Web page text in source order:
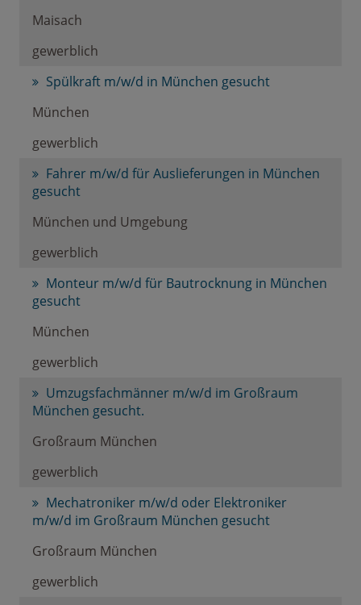
Maisach
gewerblich
Spülkraft m/w/d in München gesucht
München
gewerblich
Fahrer m/w/d für Auslieferungen in München
gesucht
München und Umgebung
gewerblich
Monteur m/w/d für Bautrocknung in München
gesucht
München
gewerblich
Umzugsfachmänner m/w/d im Großraum
München gesucht.
Großraum München
gewerblich
Mechatroniker m/w/d oder Elektroniker
m/w/d im Großraum München gesucht
Großraum München
gewerblich